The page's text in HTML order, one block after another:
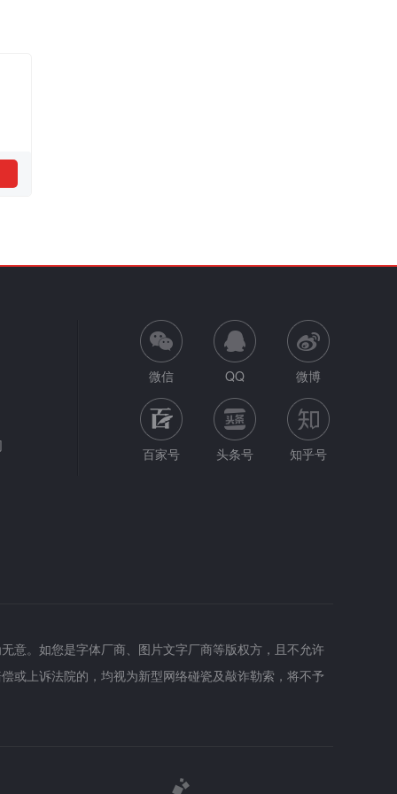
微信 QQ 微博
百家号 头条号 知乎号
意。如您是字体厂商、图片文字厂商等版权方，且不允许
或上诉法院的，均视为新型网络碰瓷及敲诈勒索，将不予